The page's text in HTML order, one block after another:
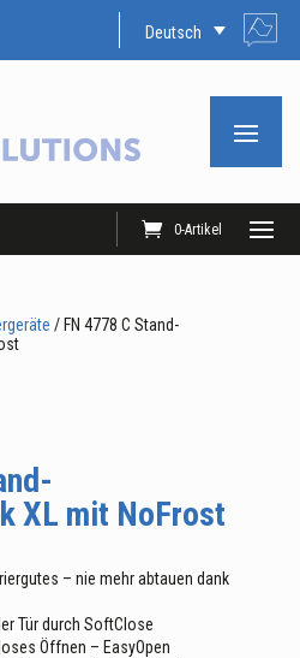
Deutsch
0-Artikel
/ FN 4778 C Stand-
XL mit NoFrost
– nie mehr abtauen dank
Tür durch SoftClose
Öffnen – EasyOpen